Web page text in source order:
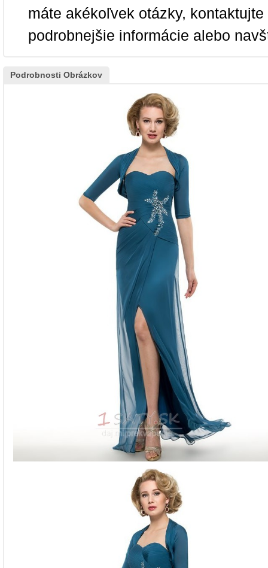
máte akékoľvek otázky,
podrobnejšie informácie alebo
Podrobnosti Obrázkov